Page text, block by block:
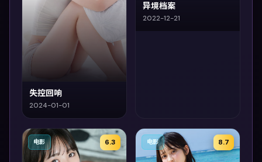
失控回响
2024-01-01
异境档案
2022-12-21
6.3
电影 8.7
电影